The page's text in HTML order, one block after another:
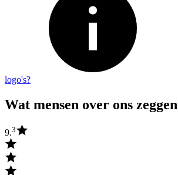
logo's?
Wat mensen over ons zeggen
9.3